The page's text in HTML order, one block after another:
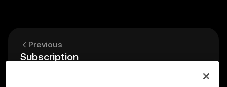
Previous
Subscription